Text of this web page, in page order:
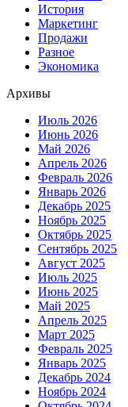
История
Маркетинг
Продажи
Разное
Экономика
Архивы
Июль 2026
Июнь 2026
Май 2026
Апрель 2026
Февраль 2026
Январь 2026
Декабрь 2025
Ноябрь 2025
Октябрь 2025
Сентябрь 2025
Август 2025
Июль 2025
Июнь 2025
Май 2025
Апрель 2025
Март 2025
Февраль 2025
Январь 2025
Декабрь 2024
Ноябрь 2024